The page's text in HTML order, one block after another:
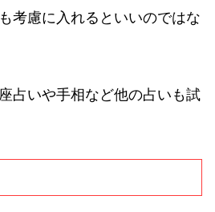
考慮に入れるといいのではな
占いや手相など他の占いも試